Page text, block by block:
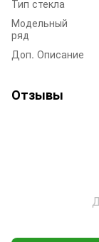
Тип стекла
Модельный
ряд
Доп. Описание
Отзывы